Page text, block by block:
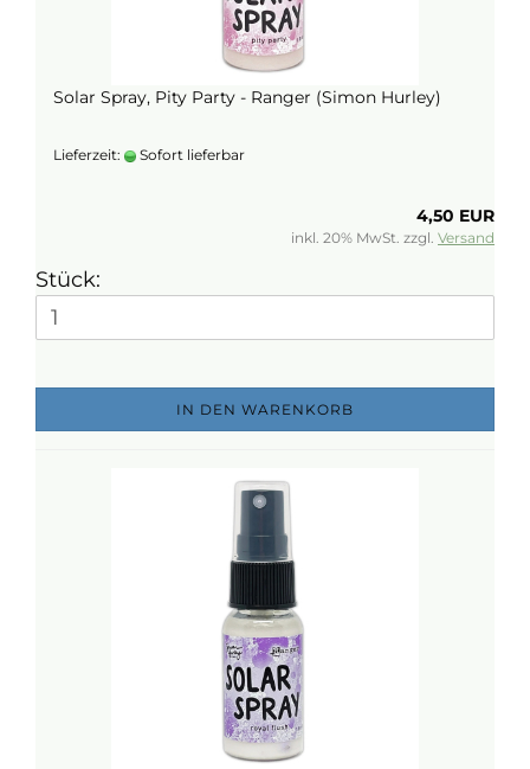
Solar Spray, Pity Party - Ranger (Simon Hurley)
Lieferzeit: Sofort lieferbar
4,50 EUR
inkl. 20% MwSt. zzgl. Versand
Stück:
IN DEN WARENKORB